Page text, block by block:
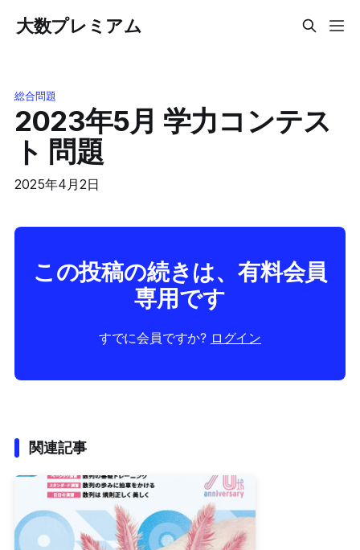
大数プレミアム
総合問題
2023年5月 学力コンテス
ト 問題
2025年4月2日
この投稿の続きは、有料会員
専用です
すでに会員ですか? ログイン
関連記事